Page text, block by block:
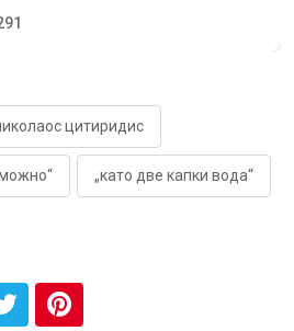
цитиридис
„като две капки вода“